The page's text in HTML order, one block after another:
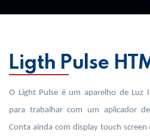
Ligth Pulse
O Light Pulse é um aparelho de Luz
para trabalhar com um aplicador
Conta ainda com display touch screen